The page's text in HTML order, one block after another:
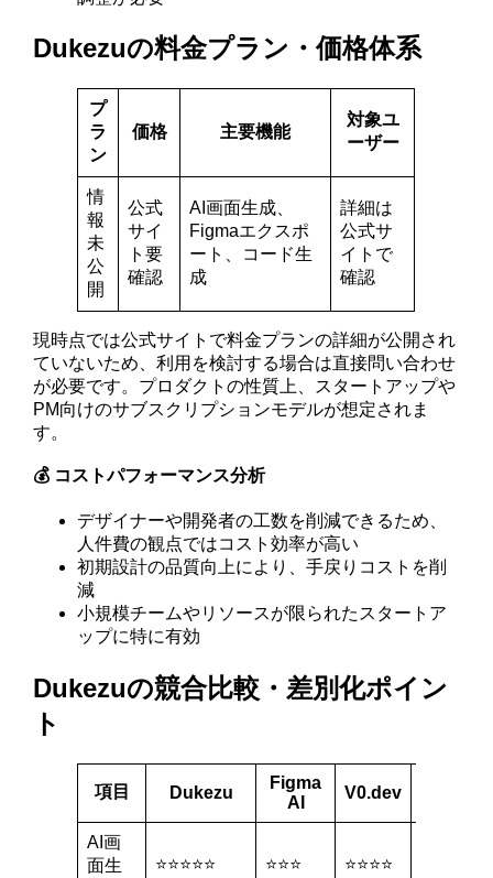
Dukezuの料金プラン・価格体系
プ
ラ
ン
価格 主要機能
対象ユ
ーザー
情
報
未
公
開
公式
サイ
ト要
確認
AI画面生成、
Figmaエクスポ
ート、コード生
成
詳細は
公式サ
イトで
確認
現時点では公式サイトで料金プランの詳細が公開され
ていないため、利用を検討する場合は直接問い合わせ
が必要です。プロダクトの性質上、スタートアップや
PM向けのサブスクリプションモデルが想定されま
す。
💰 コストパフォーマンス分析
デザイナーや開発者の工数を削減できるため、
人件費の観点ではコスト効率が高い
初期設計の品質向上により、手戻りコストを削
減
小規模チームやリソースが限られたスタートア
ップに特に有効
Dukezuの競合比較・差別化ポイン
ト
項目 Dukezu
Figma
AI
V0.dev
AI画
面生
⭐⭐⭐⭐⭐ ⭐⭐⭐ ⭐⭐⭐⭐